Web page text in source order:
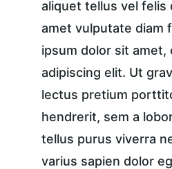
aliquet tellus vel felis
amet vulputate diam
ipsum dolor sit
adipiscing elit. Ut
lectus pretium
hendrerit, sem a
tellus purus viverra
varius sapien dolor